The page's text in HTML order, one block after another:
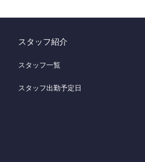
スタッフ紹介
スタッフ一覧
スタッフ出勤予定日